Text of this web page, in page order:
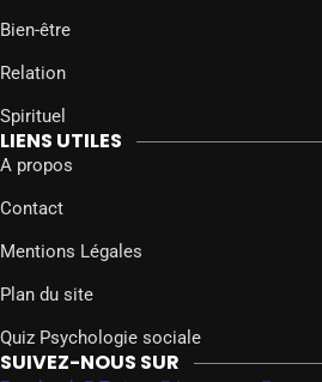
Bien-être
Relation
Spirituel
LIENS UTILES
A propos
Contact
Mentions Légales
Plan du site
Quiz Psychologie sociale
SUIVEZ-NOUS SUR